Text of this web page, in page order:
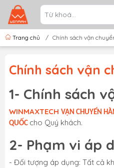
Trang chủ / Chính sách vận
Chính sách vận
1- Chính sách
WINMAXTECH VẬN CHUYỂN
QUỐC cho Quý khách.
2- Phạm vi áp
- Đối tượng áp dụng: Tất cả